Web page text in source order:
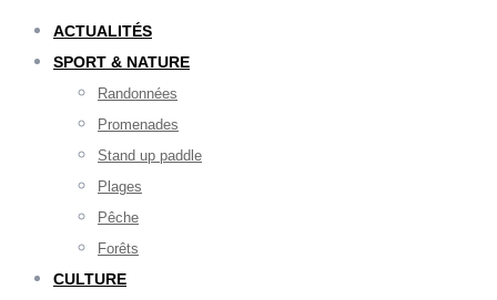
ACTUALITÉS
SPORT & NATURE
Randonnées
Promenades
Stand up paddle
Plages
Pêche
Forêts
CULTURE